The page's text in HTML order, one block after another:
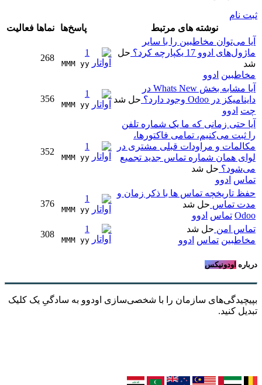
ثبت نام
نوشته های مرتبط
پاسخ‌ها نماها فعالیت
آیا می‌توان مخاطبین را با سایر
ماژول‌های ادوو 17 یکپارچه کرد؟
حل
شد
مخاطبین ادوو
1
MMM yy
268
آیا مشابه بخش Whats New در
داینامیکز در Odoo وجود دارد؟
حل شد
چت ادوو
1
MMM yy
356
آیا حتی زمانی که ما یک شماره تلفن
را ثبت می‌کنیم، تمامی فاکتورها،
مکالمات و مراودات قبلی مشتری در
لوای همان شماره تماس جدید تجمیع
می‌شود؟ حل شد
تماس ادوو
1
MMM yy
352
حفظ تاریخچه تماس ها با ذکر زمان و
مدت تماس حل شد
Odoo تماس ادوو
1
MMM yy
376
تماس امن حل شد
مخاطبین تماس ادوو
1
MMM yy
308
درباره اودونیکس
بپیچیدگی‌های سازمان را با شخصی‌سازی اودوو به سادگیِ یک کلیک
تبدیل کنید.